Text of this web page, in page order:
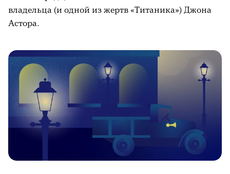
владельца (и одной из жертв «Титаника») Джона
Астора.